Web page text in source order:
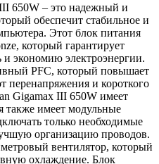
650W – это надежный и
обеспечит стабильное и
Этот блок питания
который гарантирует
экономию электроэнергии.
PFC, который повышает
перенапряжения и короткого
Gigamax III 650W имеет
также имеет модульные
только необходимые
организацию проводов.
вентилятор, который
охлаждение. Блок